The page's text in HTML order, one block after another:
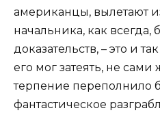
американцы, вылетают
начальника, как всегда,
доказательств, – это и
его мог затеять, не
терпение переполнило
фантастическое